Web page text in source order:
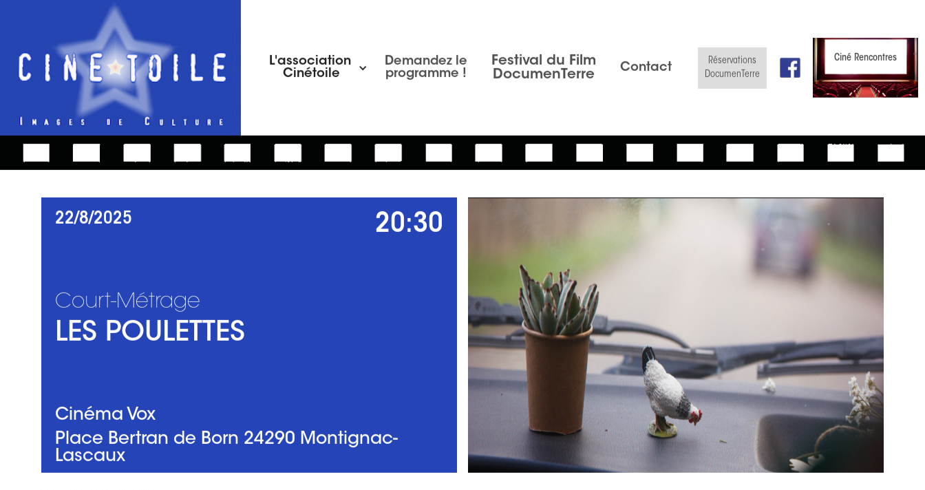
L'association
Cinétoile
Demandez le
programme !
Festival du Film
DocumenTerre
Contact
Réservations
DocumenTerre
Ciné P'tit Déj' Ciné Rencontres
22/8/2025 20:30
Court-Métrage
LES POULETTES
Cinéma Vox
Place Bertran de Born 24290 Montignac-
Lascaux